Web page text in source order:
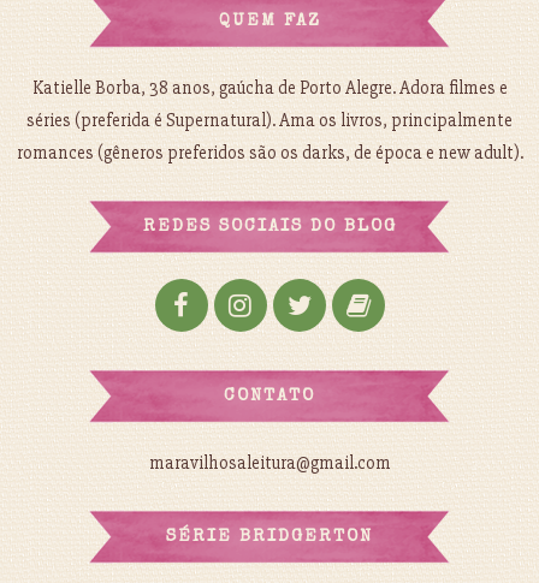
QUEM FAZ
Katielle Borba, 38 anos, gaúcha de Porto Alegre. Adora filmes e
séries (preferida é Supernatural). Ama os livros, principalmente
romances (gêneros preferidos são os darks, de época e new adult).
REDES SOCIAIS DO BLOG
CONTATO
maravilhosaleitura@gmail.com
SÉRIE BRIDGERTON